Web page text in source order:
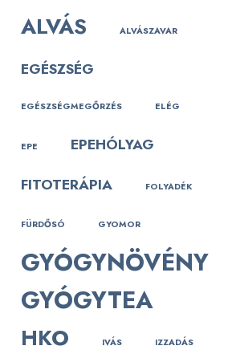
ALVÁS ALVÁSZAVAR
EGÉSZSÉG
EGÉSZSÉGMEGŐRZÉS ELÉG
EPE
EPEHÓLYAG
FITOTERÁPIA
FOLYADÉK
FÜRDŐSÓ GYOMOR
GYÓGYNÖVÉNY
GYÓGYTEA
HKO IVÁS IZZADÁS